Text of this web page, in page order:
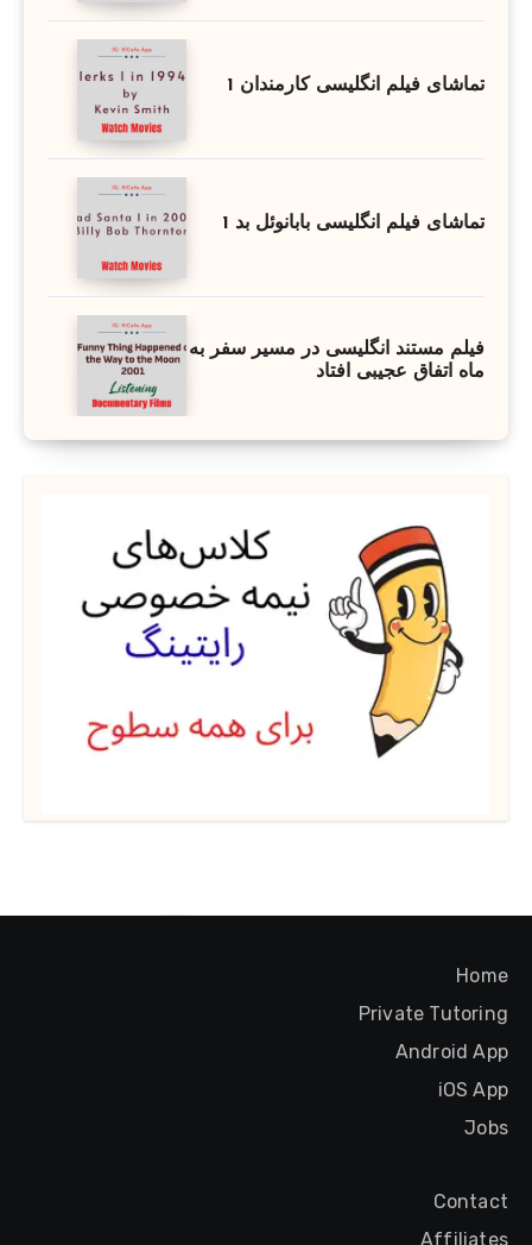
تماشای فیلم انگلیسی کارمندان 1
تماشای فیلم انگلیسی بابانوئل بد 1
فیلم مستند انگلیسی در مسیر سفر به
ماه اتفاق عجیبی افتاد
Home
Private Tutoring
Android App
iOS App
Jobs
Contact
Affiliates